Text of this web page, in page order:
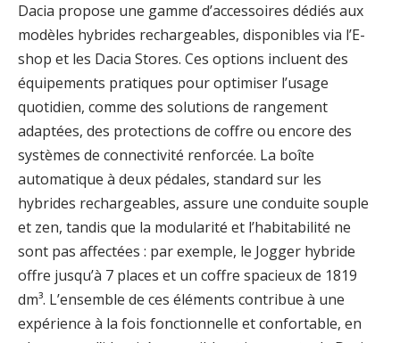
Dacia propose une gamme d’accessoires dédiés aux
modèles hybrides rechargeables, disponibles via l’E-
shop et les Dacia Stores. Ces options incluent des
équipements pratiques pour optimiser l’usage
quotidien, comme des solutions de rangement
adaptées, des protections de coffre ou encore des
systèmes de connectivité renforcée. La boîte
automatique à deux pédales, standard sur les
hybrides rechargeables, assure une conduite souple
et zen, tandis que la modularité et l’habitabilité ne
sont pas affectées : par exemple, le Jogger hybride
offre jusqu’à 7 places et un coffre spacieux de 1819
dm³. L’ensemble de ces éléments contribue à une
expérience à la fois fonctionnelle et confortable, en